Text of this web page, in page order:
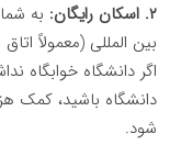
۲. اسکان رایگان:
به
بین المللی (معمولاً
اگر دانشگاه خوابگاه
دانشگاه باشید، کمک
شود.